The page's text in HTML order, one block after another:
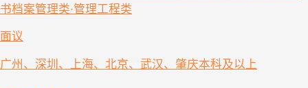
书档案管理类·管理工程类
面议
广州、深圳、上海、北京、武汉、肇庆本科及以上